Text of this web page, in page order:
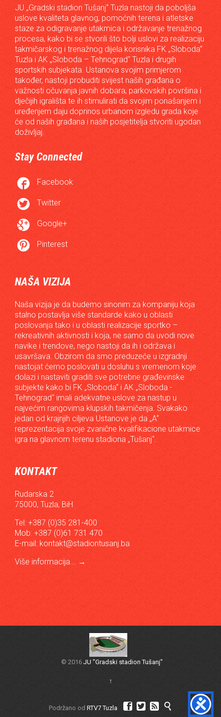
JU „Gradski stadion Tušanj“ Tuzla nastoji da poboljša
uslove kvaliteta glavnog, pomoćnih terena i atletske
staze za odigravanje utakmica i održavanje trenažnog
procesa, kako bi se stvorili što bolji uslovi za realizaciju
takmičarskog i trenažnog dijela korisnika FK „Sloboda“
Tuzla i AK „Sloboda – Tehnograd“ Tuzla i drugih
sportskih subjekata. Ustanova svojim primjerom
također, nastoji probuditi svijest naših građana o
važnosti očuvanja javnih dobara, parkovskih površina i
dječijih igrališta te ih stimulirati da svojim ponašanjem i
uređenjem daju doprinos urbanom izgledu grada koje
će od naših građana i naših posjetitelja stvoriti ugodan
doživljaj.
Stay Connected
 Facebook
 Twitter
 Google+
 Pinterest
NAŠA VIZIJA
Naša vizija je da budemo sinonim za kompaniju koja
stalno postavlja više standarde kako u oblasti
poslovanja tako i u oblasti realizacije sportko –
rekreativnih aktivnosti i koja, ne samo da uvodi nove
navike i trendove, nego nastoji da ih i održava i
usavršava. Obzirom da smo preduzeće u izgradnji
nastojat ćemo poslovati u dosluhu s vremenom koje
dolazi i nastaviti graditi sve potrebne građevinske
subjekte kako bi FK „Sloboda“ i AK „Sloboda -
Tehnograd“ imali adekvatne uslove za nastup u
najvećim rangovima klupskih takmičenja. Svakako
jedan od krajnjih ciljeva Ustanove je da „A“
reprezentacija svoje zvanične kvalifikacione utakmice
igra na glavnom terenu stadiona „Tušanj“.
KONTAKT
Rudarska 2
75000, Tuzla, BiH
Tel: +387 (0)35 281-400
Mob: +387 (0)61 731 470
E-mail: kontakt@stadiontusanj.ba
Više informacija... →
© 2016 JU "Gradski stadion Tušanj"
↑
Podržano od RTV7 Tuzla    